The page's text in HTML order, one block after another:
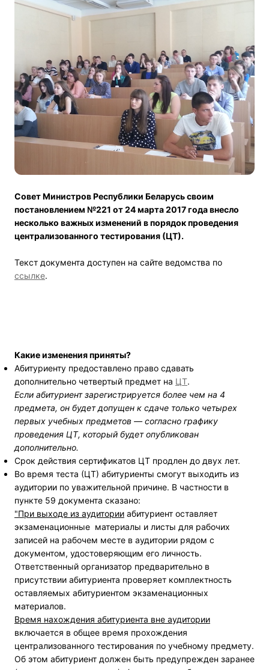
Совет Министров Республики Беларусь своим
постановлением №221 от 24 марта 2017 года внесло
несколько важных изменений в порядок проведения
централизованного тестирования (ЦТ).
Текст документа доступен на сайте ведомства по
ссылке.
Какие изменения приняты?
Абитуриенту предоставлено право сдавать
дополнительно четвертый предмет на ЦТ.
Если абитуриент зарегистрируется более чем на 4
предмета, он будет допущен к сдаче только четырех
первых учебных предметов — согласно графику
проведения ЦТ, который будет опубликован
дополнительно.
Срок действия сертификатов ЦТ продлен до двух лет.
Во время теста (ЦТ) абитуриенты смогут выходить из
аудитории по уважительной причине. В частности в
пункте 59 документа сказано:
"При выходе из аудитории абитуриент оставляет
экзаменационные материалы и листы для рабочих
записей на рабочем месте в аудитории рядом с
документом, удостоверяющим его личность.
Ответственный организатор предварительно в
присутствии абитуриента проверяет комплектность
оставляемых абитуриентом экзаменационных
материалов.
Время нахождения абитуриента вне аудитории
включается в общее время прохождения
централизованного тестирования по учебному предмету.
Об этом абитуриент должен быть предупрежден заранее